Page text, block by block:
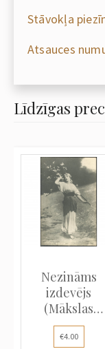
Stāvokļa
Atsauces
Līdzīgas
Nezināms
izdevējs
(Mākslas
atklātne):
Alegori...
€4.00